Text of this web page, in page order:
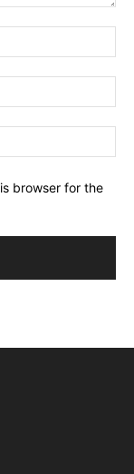
browser for the